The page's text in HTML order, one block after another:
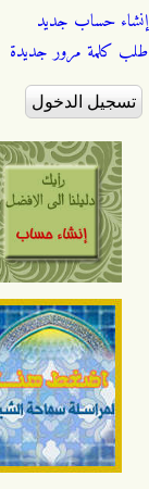
إنشاء حساب جديد
طلب كلمة مرور جديدة